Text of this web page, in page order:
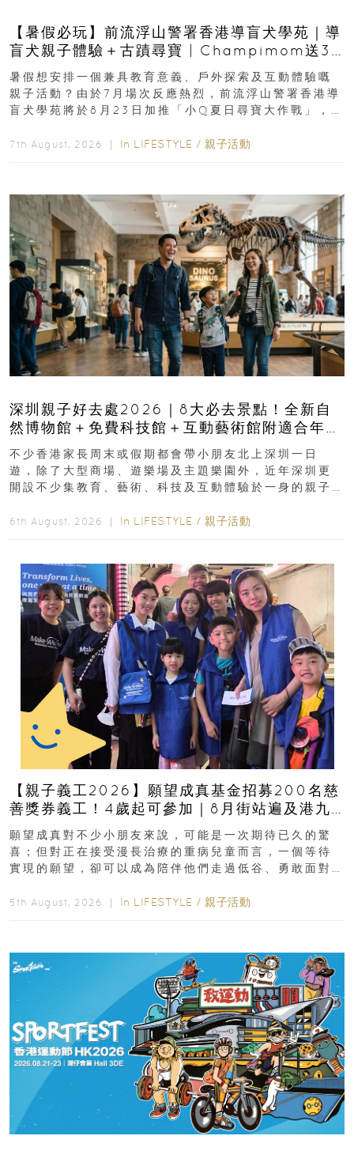
【暑假必玩】前流浮山警署香港導盲犬學苑｜導
盲犬親子體驗＋古蹟尋寶 | Champimom送3
組免費名額
暑假想安排一個兼具教育意義、戶外探索及互動體驗嘅
親子活動？由於7月場次反應熱烈，前流浮山警署香港導
盲犬學苑將於8月23日加推「小Q夏日尋寶大作戰」，家
7th August, 2026 ｜ In LIFESTYLE / 親子活動
深圳親子好去處2026｜8大必去景點！全新自
然博物館＋免費科技館＋互動藝術館附適合年
齡、交通、門票、開放時間
不少香港家長周末或假期都會帶小朋友北上深圳一日
遊，除了大型商場、遊樂場及主題樂園外，近年深圳更
開設不少集教育、藝術、科技及互動體驗於一身的親子
6th August, 2026 ｜ In LIFESTYLE / 親子活動
【親子義工2026】願望成真基金招募200名慈
善獎券義工！4歲起可參加｜8月街站遍及港九
新界
願望成真對不少小朋友來說，可能是一次期待已久的驚
喜；但對正在接受漫長治療的重病兒童而言，一個等待
實現的願望，卻可以成為陪伴他們走過低谷、勇敢面對
5th August, 2026 ｜ In LIFESTYLE / 親子活動